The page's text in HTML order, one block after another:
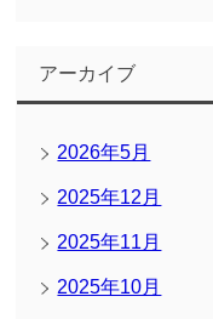
アーカイブ
2026年5月
2025年12月
2025年11月
2025年10月